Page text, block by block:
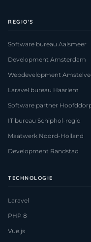
REGIO'S
Software bureau Aalsmeer
Development Amsterdam
Webdevelopment
Laravel bureau Haarlem
Software partner
IT bureau Schiphol-regio
Maatwerk Noord-Holland
Development Randstad
TECHNOLOGIE
Laravel
PHP 8
Vue.js